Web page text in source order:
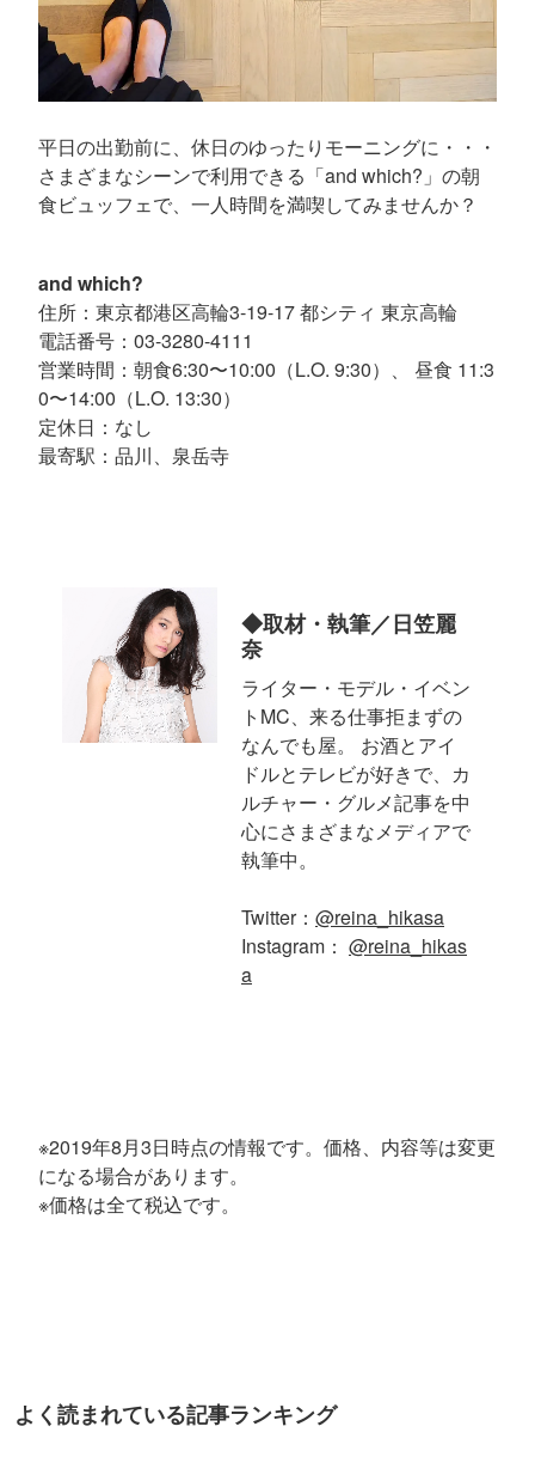
平日の出勤前に、休日のゆったりモーニングに・・・
さまざまなシーンで利用できる「and which?」の朝
食ビュッフェで、一人時間を満喫してみませんか？
and which?
住所：東京都港区高輪3-19-17 都シティ 東京高輪
電話番号：03-3280-4111
営業時間：朝食6:30〜10:00（L.O. 9:30）、 昼食 11:3
0〜14:00（L.O. 13:30）
定休日：なし
最寄駅：品川、泉岳寺
◆取材・執筆／日笠麗
奈
ライター・モデル・イベン
トMC、来る仕事拒まずの
なんでも屋。 お酒とアイ
ドルとテレビが好きで、カ
ルチャー・グルメ記事を中
心にさまざまなメディアで
執筆中。
Twitter： @reina_hikasa
Instagram： @reina_hikas
a
※2019年8月3日時点の情報です。価格、内容等は変更
になる場合があります。
※価格は全て税込です。
よく読まれている記事ランキング